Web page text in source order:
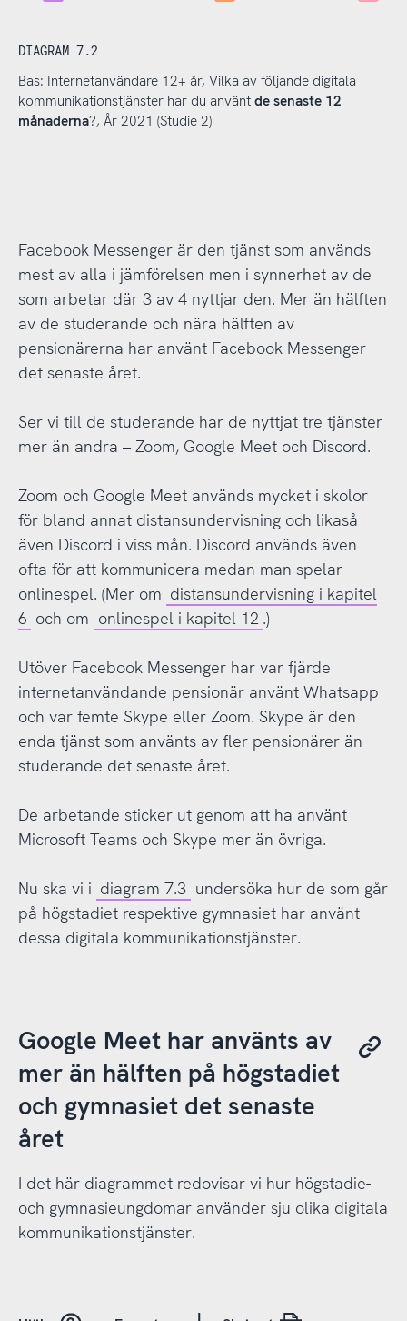
DIAGRAM 7.2
Bas: Internetanvändare 12+ år, Vilka av följande digitala
kommunikationstjänster har du använt de senaste 12
månaderna?, År 2021 (Studie 2)
Facebook Messenger är den tjänst som används
mest av alla i jämförelsen men i synnerhet av de
som arbetar där 3 av 4 nyttjar den. Mer än hälften
av de studerande och nära hälften av
pensionärerna har använt Facebook Messenger
det senaste året.
Ser vi till de studerande har de nyttjat tre tjänster
mer än andra – Zoom, Google Meet och Discord.
Zoom och Google Meet används mycket i skolor
för bland annat distansundervisning och likaså
även Discord i viss mån. Discord används även
ofta för att kommunicera medan man spelar
onlinespel. (Mer om distansundervisning i kapitel
6 och om onlinespel i kapitel 12 .)
Utöver Facebook Messenger har var fjärde
internetanvändande pensionär använt Whatsapp
och var femte Skype eller Zoom. Skype är den
enda tjänst som använts av fler pensionärer än
studerande det senaste året.
De arbetande sticker ut genom att ha använt
Microsoft Teams och Skype mer än övriga.
Nu ska vi i diagram 7.3 undersöka hur de som går
på högstadiet respektive gymnasiet har använt
dessa digitala kommunikationstjänster.
Google Meet har använts av
mer än hälften på högstadiet
och gymnasiet det senaste
året
I det här diagrammet redovisar vi hur högstadie-
och gymnasieungdomar använder sju olika digitala
kommunikationstjänster.